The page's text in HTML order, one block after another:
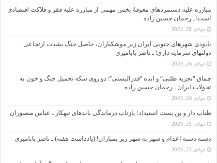
مبارزه علیه دستمزدهای معوقهُ بخش مهمی از مبارزه علیه فقر و فلاکت اقتصادی
است! ـ رحمان حسین زاده
جولای 28, 2026
نابودی شهرهای جنوبی ایران زیر موشکباران، حاصل جنگ بشدت ارتجاعی
دولتهای سرمایه داری! ـ ناصر بابامیری
جولای 26, 2026
چماق “تجزیه طلبی” و ایده “فدرالیستی”: دو روی سکه تحمیل جنگ و خون به
تحولات ایران ـ رحمان حسین زاده
جولای 26, 2026
طناب دار و بن بست استبداد؛ بازتاب درماندگی باندهای تبهکار ـ عباس منصوران
جولای 25, 2026
دسته دسته اعدام و شهر به شهر زیر بمباران! (یادداشت هفته) ـ ناصر بابامیری
جولای 23, 2026